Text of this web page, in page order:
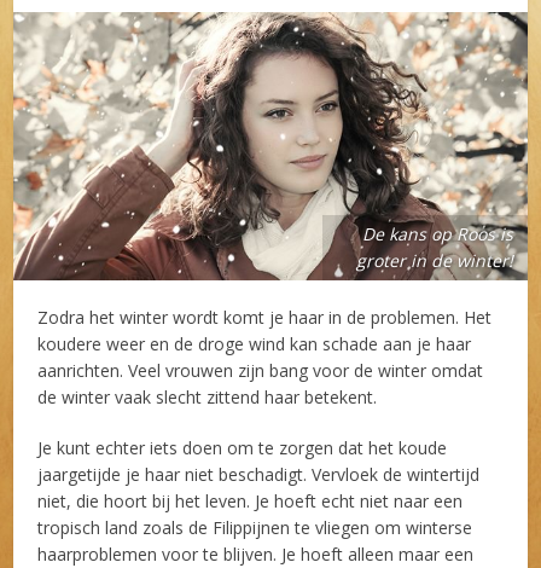
De kans op Roos is
groter in de winter!
Zodra het winter wordt komt je haar in de problemen. Het
koudere weer en de droge wind kan schade aan je haar
aanrichten. Veel vrouwen zijn bang voor de winter omdat
de winter vaak slecht zittend haar betekent.
Je kunt echter iets doen om te zorgen dat het koude
jaargetijde je haar niet beschadigt. Vervloek de wintertijd
niet, die hoort bij het leven. Je hoeft echt niet naar een
tropisch land zoals de Filippijnen te vliegen om winterse
haarproblemen voor te blijven. Je hoeft alleen maar een